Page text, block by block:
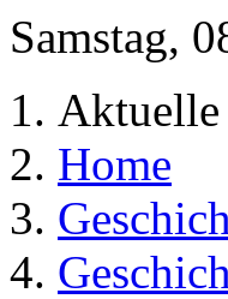
Samstag,
Aktuelle
Home